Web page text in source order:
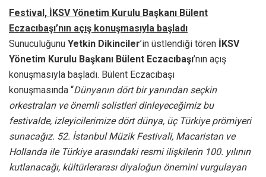
Festival, İKSV Yönetim Kurulu Başkanı Bülent
Eczacıbaşı’nın açış konuşmasıyla başladı
Sunuculuğunu Yetkin Dikinciler’in üstlendiği tören İKSV
Yönetim Kurulu Başkanı Bülent Eczacıbaşı’nın açış
konuşmasıyla başladı. Bülent Eczacıbaşı
konuşmasında “Dünyanın dört bir yanından seçkin
orkestraları ve önemli solistleri dinleyeceğimiz bu
festivalde, izleyicilerimize dört dünya, üç Türkiye prömiyeri
sunacağız. 52. İstanbul Müzik Festivali, Macaristan ve
Hollanda ile Türkiye arasındaki resmi ilişkilerin 100. yılının
kutlanacağı, kültürlerarası diyaloğun önemini vurgulayan